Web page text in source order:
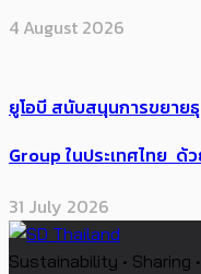
4 August 2026
ยูโอบี สนับสนุนการขยาย
Group ในประเทศไทย ด้
31 July 2026
Sustainability • Sharing